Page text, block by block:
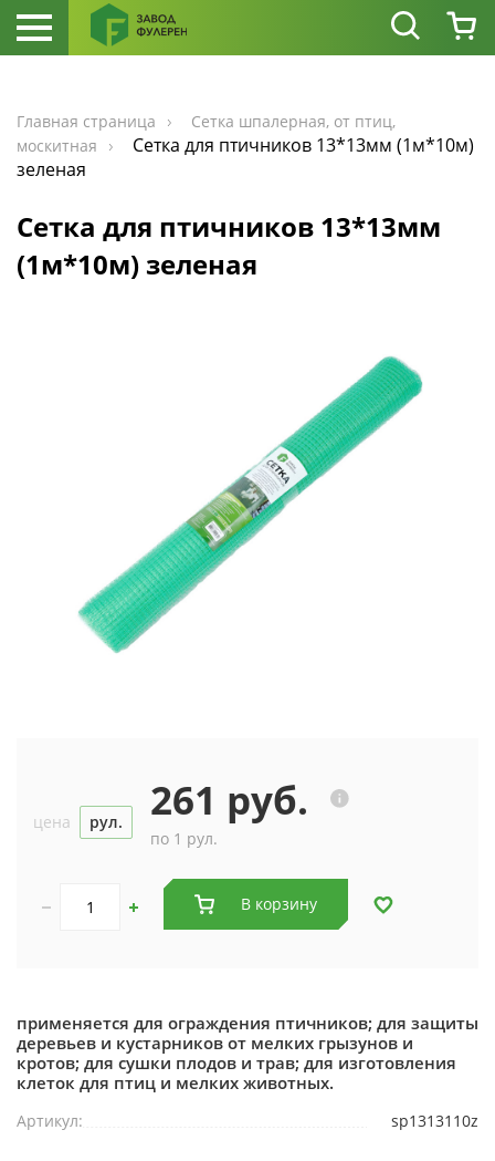
Главная страница
Сетка шпалерная, от птиц,
москитная
Сетка для птичников 13*13мм (1м*10м)
зеленая
Сетка для птичников 13*13мм
(1м*10м) зеленая
цена рул. 261 руб.
по 1 рул.
В корзину
применяется для ограждения птичников; для защиты
деревьев и кустарников от мелких грызунов и
кротов; для сушки плодов и трав; для изготовления
клеток для птиц и мелких животных.
Артикул: sp1313110z